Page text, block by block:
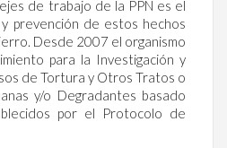
de trabajo de la PPN es el
prevención de estos hechos
Desde 2007 el organismo
para la Investigación y
de Tortura y Otros Tratos o
y/o Degradantes basado
por el Protocolo de